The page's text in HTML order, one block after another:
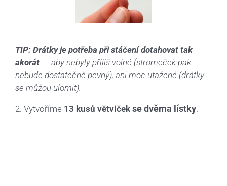
TIP: Drátky je potřeba při stáčení dotahovat tak
akorát – aby nebyly příliš volné (stromeček pak
nebude dostatečně pevný), ani moc utažené (drátky
se můžou ulomit).
2. Vytvoříme 13 kusů větviček se dvěma lístky.